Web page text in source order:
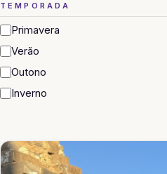
TEMPORADA
Primavera
Verão
Outono
Inverno